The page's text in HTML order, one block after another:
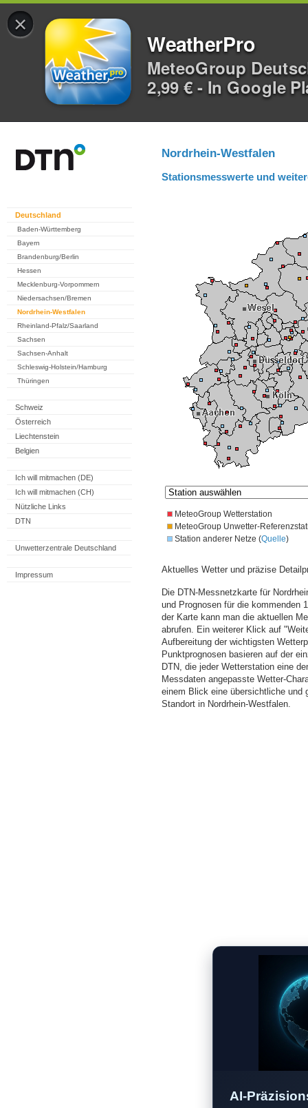
×
WeatherPro
MeteoGroup
2,99 € - In Google
Deutschland
Baden-Württemberg
Bayern
Brandenburg/Berlin
Hessen
Mecklenburg-Vorpommern
Niedersachsen/Bremen
Nordrhein-Westfalen
Rheinland-Pfalz/Saarland
Sachsen
Sachsen-Anhalt
Schleswig-Holstein/Hamburg
Thüringen
Schweiz
Österreich
Liechtenstein
Belgien
Ich will mitmachen (DE)
Ich will mitmachen (CH)
Nützliche Links
DTN
Unwetterzentrale Deutschland
Impressum
Nordrhein-Westfalen
Stationsmesswerte und
MeteoGroup Wetterstation
MeteoGroup Unwetter-
Station anderer Netze (Quelle)
Aktuelles Wetter und präzise
Die DTN-Messnetzkarte für
und Prognosen für die kommenden
der Karte kann man die aktuellen
abrufen. Ein weiterer Klick auf
Aufbereitung der wichtigsten
Punktprognosen basieren auf der
DTN, die jeder Wetterstation eine
Messdaten angepasste Wetter-
einem Blick eine übersichtliche und
Standort in Nordrhein-Westfalen.
AI-